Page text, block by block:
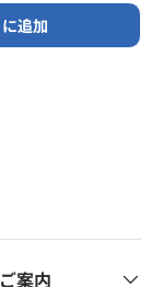
追加
案内